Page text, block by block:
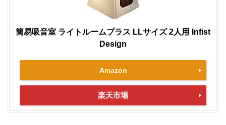
簡易吸音室 ライトルームプラス LLサイズ 2人用 Infist
Design
Amazon
楽天市場